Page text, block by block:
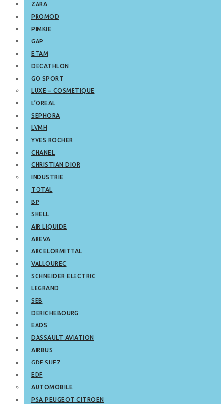
ZARA
PROMOD
PIMKIE
GAP
ETAM
DECATHLON
GO SPORT
LUXE – COSMETIQUE
L’OREAL
SEPHORA
LVMH
YVES ROCHER
CHANEL
CHRISTIAN DIOR
INDUSTRIE
TOTAL
BP
SHELL
AIR LIQUIDE
AREVA
ARCELORMITTAL
VALLOUREC
SCHNEIDER ELECTRIC
LEGRAND
SEB
DERICHEBOURG
EADS
DASSAULT AVIATION
AIRBUS
GDF SUEZ
EDF
AUTOMOBILE
PSA PEUGEOT CITROEN